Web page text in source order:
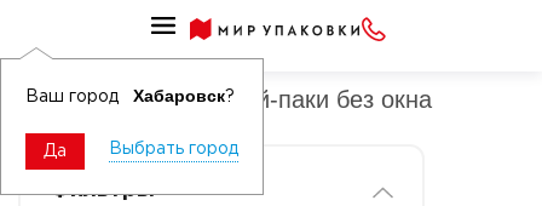
Ваш город Хабаровск?
Да Выбрать город
Пакеты бумажные дой-паки без окна
Фильтры